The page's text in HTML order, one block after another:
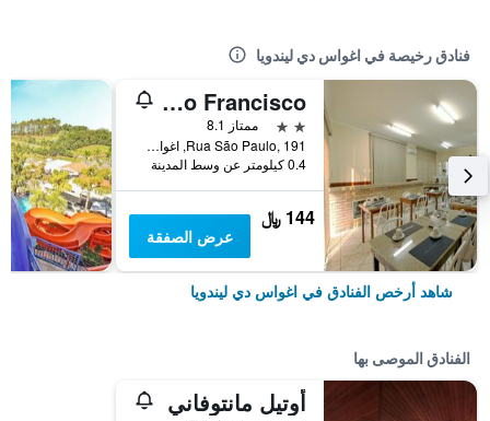
فنادق رخيصة في اغواس دي ليندويا
Hotel Sao Francisco
2 نجمتين
ممتاز 8.1
Rua São Paulo, 191, اغواس دي ليندويا, البرازيل
0.4 كيلومتر عن وسط المدينة
144 ﷼
عرض الصفقة
شاهد أرخص الفنادق في اغواس دي ليندويا
الفنادق الموصى بها
أوتيل مانتوفاني